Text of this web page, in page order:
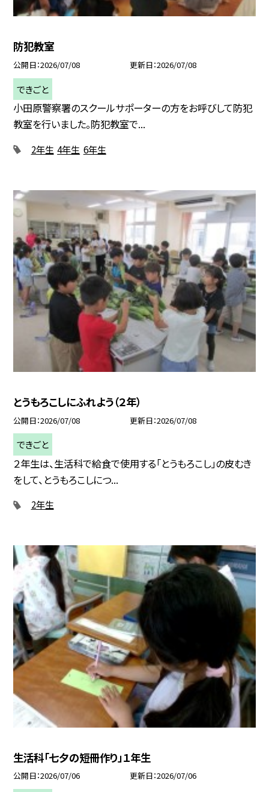
防犯教室
公開日 2026/07/08 更新日 2026/07/08
できごと
小田原警察署のスクールサポーターの方をお呼びして防犯
教室を行いました。防犯教室で...
2年生 4年生 6年生
とうもろこしにふれよう（２年）
公開日 2026/07/08 更新日 2026/07/08
できごと
２年生は、生活科で給食で使用する「とうもろこし」の皮むき
をして、とうもろこしにつ...
2年生
生活科「七夕の短冊作り」１年生
公開日 2026/07/06 更新日 2026/07/06